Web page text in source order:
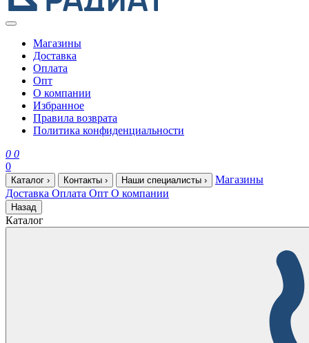
Магазины
Доставка
Оплата
Опт
О компании
Избранное
Правила возврата
Политика конфиденциальности
0 0
0
Каталог › Контакты › Наши специалисты ›
Магазины
Доставка Оплата Опт О компании
Назад
Каталог